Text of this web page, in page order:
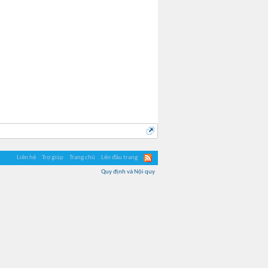
Liên hệ Trợ giúp Trang chủ Lên đầu trang
Quy định và Nội quy